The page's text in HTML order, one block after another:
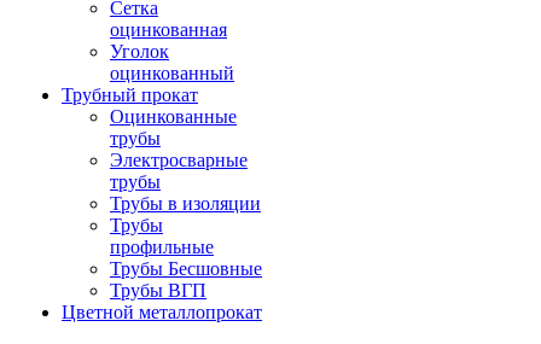
Сетка
оцинкованная
Уголок
оцинкованный
Трубный прокат
Оцинкованные
трубы
Электросварные
трубы
Трубы в изоляции
Трубы
профильные
Трубы Бесшовные
Трубы ВГП
Цветной металлопрокат